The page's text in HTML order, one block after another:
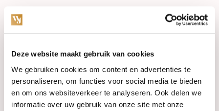
Deze website maakt gebruik van cookies
We gebruiken cookies om content en advertenties te
personaliseren, om functies voor social media te bieden
en om ons websiteverkeer te analyseren. Ook delen we
informatie over uw gebruik van onze site met onze
Sitemap
Categories
Watches
Jewellery